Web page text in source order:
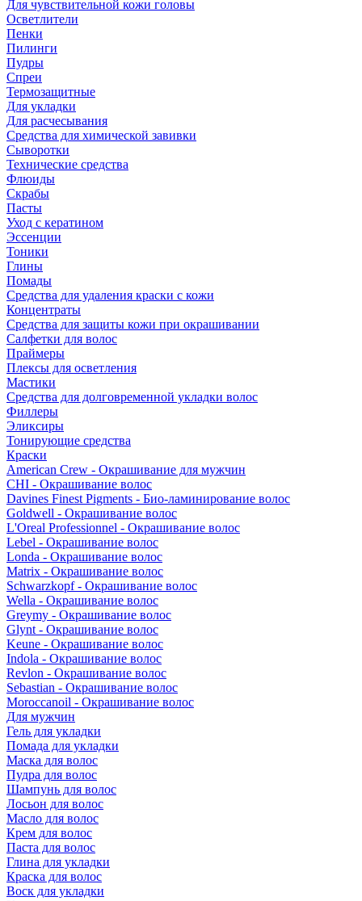
Для чувствительной кожи головы
Осветлители
Пенки
Пилинги
Пудры
Спреи
Термозащитные
Для укладки
Для расчесывания
Средства для химической завивки
Сыворотки
Технические средства
Флюиды
Скрабы
Пасты
Уход с кератином
Эссенции
Тоники
Глины
Помады
Средства для удаления краски с кожи
Концентраты
Средства для защиты кожи при окрашивании
Салфетки для волос
Праймеры
Плексы для осветления
Мастики
Средства для долговременной укладки волос
Филлеры
Эликсиры
Тонирующие средства
Краски
American Crew - Окрашивание для мужчин
CHI - Окрашивание волос
Davines Finest Pigments - Био-ламинирование волос
Goldwell - Окрашивание волос
L'Oreal Professionnel - Окрашивание волос
Lebel - Окрашивание волос
Londa - Окрашивание волос
Matrix - Окрашивание волос
Schwarzkopf - Окрашивание волос
Wella - Окрашивание волос
Greymy - Окрашивание волос
Glynt - Окрашивание волос
Keune - Окрашивание волос
Indola - Окрашивание волос
Revlon - Окрашивание волос
Sebastian - Окрашивание волос
Moroccanoil - Окрашивание волос
Для мужчин
Гель для укладки
Помада для укладки
Маска для волос
Пудра для волос
Шампунь для волос
Лосьон для волос
Масло для волос
Крем для волос
Паста для волос
Глина для укладки
Краска для волос
Воск для укладки